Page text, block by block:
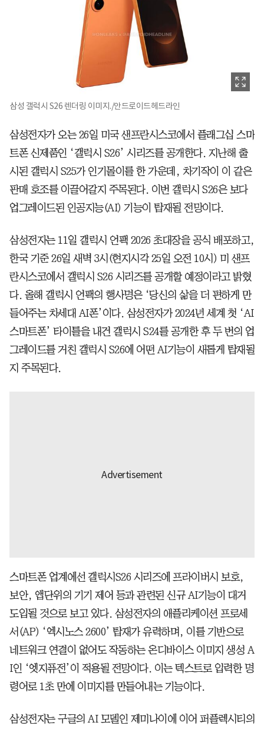
삼성 갤럭시 S26 렌더링 이미지./안드로이드헤드라인
삼성전자가 오는 26일 미국 샌프란시스코에서 플래그십 스마
트폰 신제품인 ‘갤럭시 S26’ 시리즈를 공개한다. 지난해 출
시된 갤럭시 S25가 인기몰이를 한 가운데, 차기작이 이 같은
판매 호조를 이끌어갈지 주목된다. 이번 갤럭시 S26은 보다
업그레이드된 인공지능(AI) 기능이 탑재될 전망이다.
삼성전자는 11일 갤럭시 언팩 2026 초대장을 공식 배포하고,
한국 기준 26일 새벽 3시(현지시각 25일 오전 10시) 미 샌프
란시스코에서 갤럭시 S26 시리즈를 공개할 예정이라고 밝혔
다. 올해 갤럭시 언팩의 행사명은 ‘당신의 삶을 더 편하게 만
들어주는 차세대 AI폰’이다. 삼성전자가 2024년 세계 첫 ‘AI
스마트폰’ 타이틀을 내건 갤럭시 S24를 공개한 후 두 번의 업
그레이드를 거친 갤럭시 S26에 어떤 AI기능이 새롭게 탑재될
지 주목된다.
스마트폰 업계에선 갤럭시S26 시리즈에 프라이버시 보호,
보안, 앱단위의 기기 제어 등과 관련된 신규 AI기능이 대거
도입될 것으로 보고 있다. 삼성전자의 애플리케이션 프로세
서(AP) ‘엑시노스 2600’ 탑재가 유력하며, 이를 기반으로
네트워크 연결이 없어도 작동하는 온디바이스 이미지 생성 A
I인 ‘엣지퓨전’이 적용될 전망이다. 이는 텍스트로 입력한 명
령어로 1초 만에 이미지를 만들어내는 기능이다.
삼성전자는 구글의 AI 모델인 제미나이에 이어 퍼플렉시티의